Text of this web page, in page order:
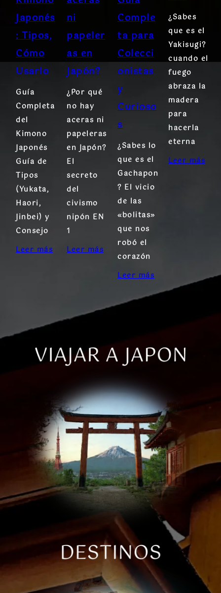
Japonés
: Tipos,
Cómo
Usarlo
Guía
Completa
del
Kimono
Japonés
Guía de
Tipos
(Yukata,
Haori,
Jinbei) y
Consejo
Leer más
ni
papeler
as en
Japón?
¿Por qué
no hay
aceras ni
papeleras
en Japón?
El
secreto
del
civismo
nipón EN
1
Leer más
Comple
ta para
Colecci
onistas
y
Curioso
s
¿Sabes lo
que es el
Gachapon
? El vicio
de las
«bolitas»
que nos
robó el
corazón
Leer más
¿Sabes
que es el
Yakisugi?
cuando el
fuego
abraza la
madera
para
hacerla
eterna
Leer más